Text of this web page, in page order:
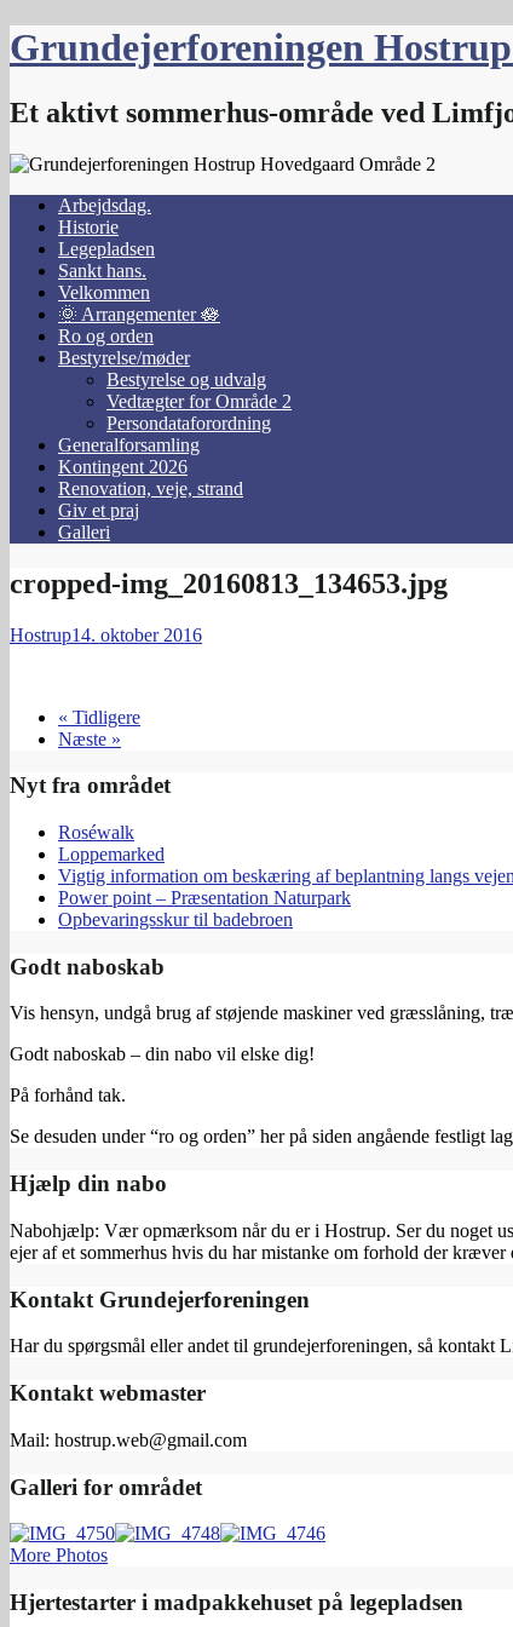
Skip
to
Grundejerforeningen
Et aktivt sommerhus-område ved
Arbejdsdag.
Historie
Legepladsen
Sankt hans.
Velkommen
🌞 Arrangementer 🪷
Ro og orden
Bestyrelse/møder
Bestyrelse og udvalg
Vedtægter for Område 2
Persondataforordning
Generalforsamling
Kontingent 2026
Renovation, veje, strand
Giv et praj
Galleri
cropped-img_20160813_134653.jpg
Hostrup14. oktober 2016
« Tidligere
Næste »
Nyt fra området
Roséwalk
Loppemarked
Vigtig information om beskæring af beplantning langs
Power point – Præsentation Naturpark
Opbevaringsskur til badebroen
Godt naboskab
Vis hensyn, undgå brug af støjende maskiner ved græsslåning,
Godt naboskab – din nabo vil elske dig!
På forhånd tak.
Se desuden under “ro og orden” her på siden angående festligt
Hjælp din nabo
Nabohjælp: Vær opmærksom når du er i Hostrup. Ser du noget
ejer af et sommerhus hvis du har mistanke om forhold der kræver
Kontakt Grundejerforeningen
Har du spørgsmål eller andet til grundejerforeningen, så kontakt
Kontakt webmaster
Mail: hostrup.web@gmail.com
Galleri for området
More Photos
Hjertestarter i madpakkehuset på legepladsen